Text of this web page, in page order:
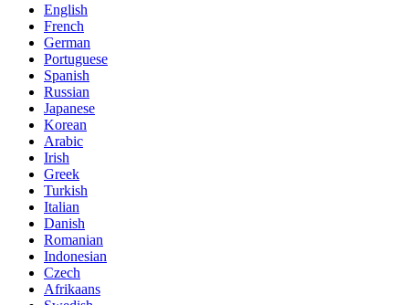
English
French
German
Portuguese
Spanish
Russian
Japanese
Korean
Arabic
Irish
Greek
Turkish
Italian
Danish
Romanian
Indonesian
Czech
Afrikaans